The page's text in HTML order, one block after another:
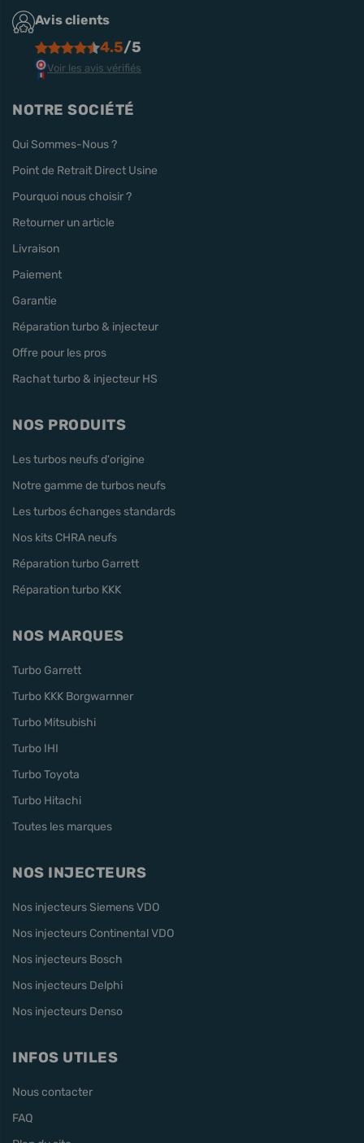
Avis clients
4.5/5
Voir les avis vérifiés
NOTRE SOCIÉTÉ
Qui Sommes-Nous ?
Point de Retrait Direct Usine
Pourquoi nous choisir ?
Retourner un article
Livraison
Paiement
Garantie
Réparation turbo & injecteur
Offre pour les pros
Rachat turbo & injecteur HS
NOS PRODUITS
Les turbos neufs d'origine
Notre gamme de turbos neufs
Les turbos échanges standards
Nos kits CHRA neufs
Réparation turbo Garrett
Réparation turbo KKK
NOS MARQUES
Turbo Garrett
Turbo KKK Borgwarnner
Turbo Mitsubishi
Turbo IHI
Turbo Toyota
Turbo Hitachi
Toutes les marques
NOS INJECTEURS
Nos injecteurs Siemens VDO
Nos injecteurs Continental VDO
Nos injecteurs Bosch
Nos injecteurs Delphi
Nos injecteurs Denso
INFOS UTILES
Nous contacter
FAQ